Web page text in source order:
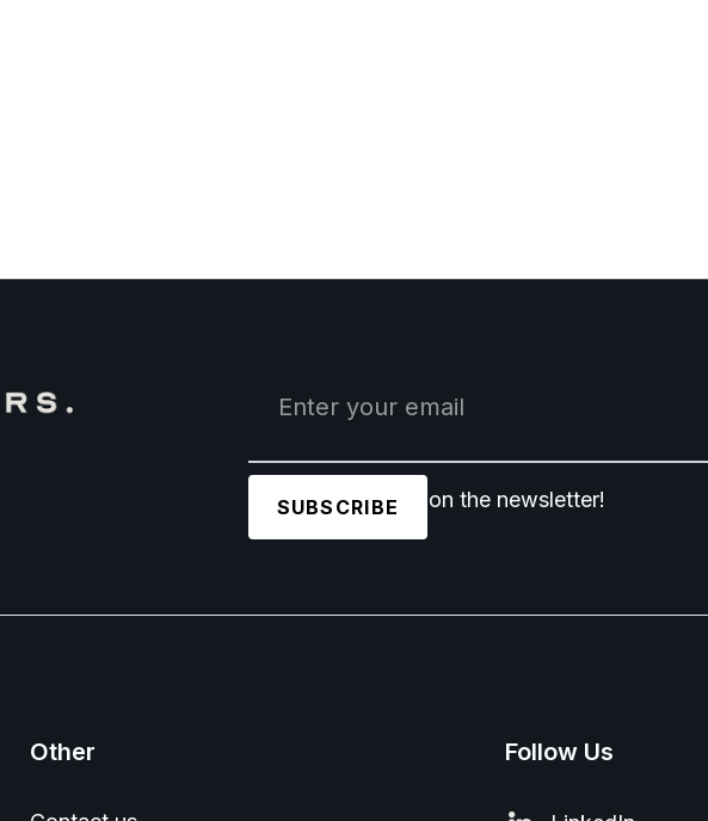
Join 1,500+ users on the newsletter!
Other Follow Us